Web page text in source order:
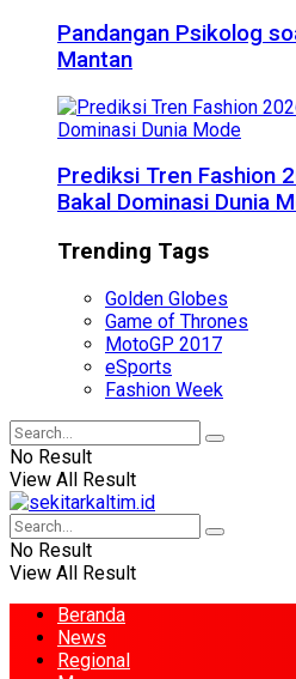
Pandangan Psikolog
Mantan
Prediksi Tren Fashion
Bakal Dominasi Dunia
Trending Tags
Golden Globes
Game of Thrones
MotoGP 2017
eSports
Fashion Week
No Result
View All Result
No Result
View All Result
Beranda
News
Regional